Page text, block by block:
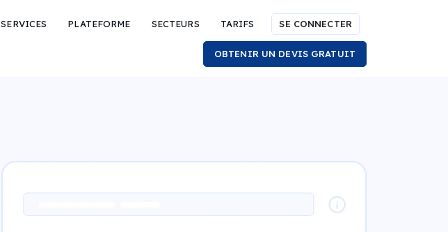
SERVICES PLATEFORME SECTEURS TARIFS SE CONNECTER
OBTENIR UN DEVIS GRATUIT